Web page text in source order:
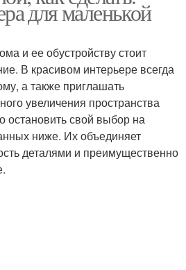
для маленькой
и ее обустройству стоит
В красивом интерьере всегда
а также приглашать
увеличения пространства
остановить свой выбор на
ниже. Их объединяет
деталями и преимущественно